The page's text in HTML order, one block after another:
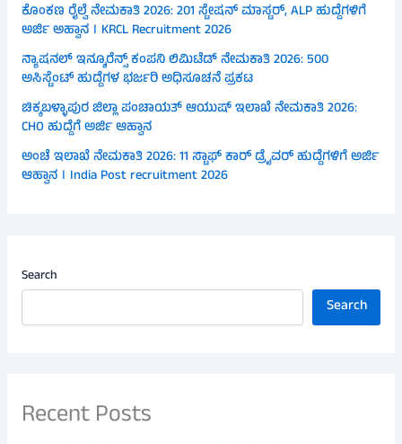
ಕೊಂಕಣ ರೈಲ್ವೆ ನೇಮಕಾತಿ 2026: 201 ಸ್ಟೇಷನ್ ಮಾಸ್ಟರ್, ALP ಹುದ್ದೆಗಳಿಗೆ
ಅರ್ಜಿ ಅಹ್ವಾನ । KRCL Recruitment 2026
ನ್ಯಾಷನಲ್ ಇನ್ಶೂರೆನ್ಸ್ ಕಂಪನಿ ಲಿಮಿಟೆಡ್ ನೇಮಕಾತಿ 2026: 500
ಅಸಿಸ್ಟೆಂಟ್ ಹುದ್ದೆಗಳ ಭರ್ಜರಿ ಅಧಿಸೂಚನೆ ಪ್ರಕಟ
ಚಿಕ್ಕಬಳ್ಳಾಪುರ ಜಿಲ್ಲಾ ಪಂಚಾಯತ್ ಆಯುಷ್ ಇಲಾಖೆ ನೇಮಕಾತಿ 2026:
CHO ಹುದ್ದೆಗೆ ಅರ್ಜಿ ಆಹ್ವಾನ
ಅಂಚೆ ಇಲಾಖೆ ನೇಮಕಾತಿ 2026: 11 ಸ್ಟಾಫ್ ಕಾರ್ ಡ್ರೈವರ್ ಹುದ್ದೆಗಳಿಗೆ ಅರ್ಜಿ
ಆಹ್ವಾನ । India Post recruitment 2026
Search
Search
Recent Posts